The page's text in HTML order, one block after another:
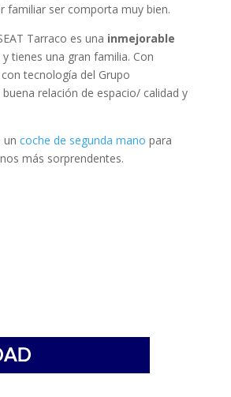
familiar ser comporta muy bien.
Tarraco es una inmejorable
y tienes una gran familia. Con
tecnología del Grupo
relación de espacio/ calidad y
un coche de segunda mano para
más sorprendentes.